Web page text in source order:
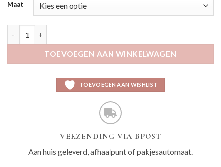
Maat
TOEVOEGEN AAN WINKELWAGEN
TOEVOEGEN AAN WISHLIST
VERZENDING VIA BPOST
Aan huis geleverd, afhaalpunt of pakjesautomaat.